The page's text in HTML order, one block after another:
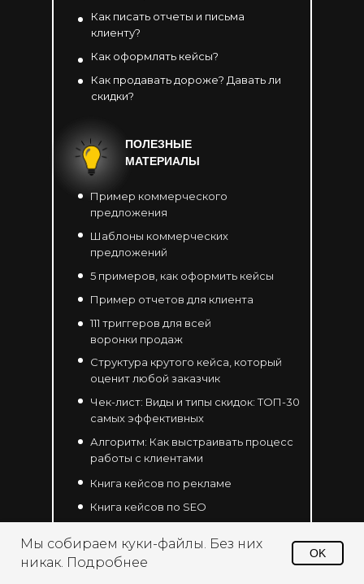
ПОЛЕЗНЫЕ
МАТЕРИАЛЫ
Как писать отчеты и письма
клиенту?
Пример коммерческого
предложения
Как оформлять кейсы?
Как продавать дороже? Давать ли
скидки?
Шаблоны коммерческих
предложений
5 примеров, как оформить кейсы
Пример отчетов для клиента
111 триггеров для всей
воронки продаж
Структура крутого кейса, который
оценит любой заказчик
Чек-лист: Виды и типы скидок: ТОП-30
самых эффективных
Алгоритм: Как выстраивать процесс
работы с клиентами
Книга кейсов по рекламе
Книга кейсов по SEO
Мы собираем куки-файлы. Без них
никак. Подробнее
OK